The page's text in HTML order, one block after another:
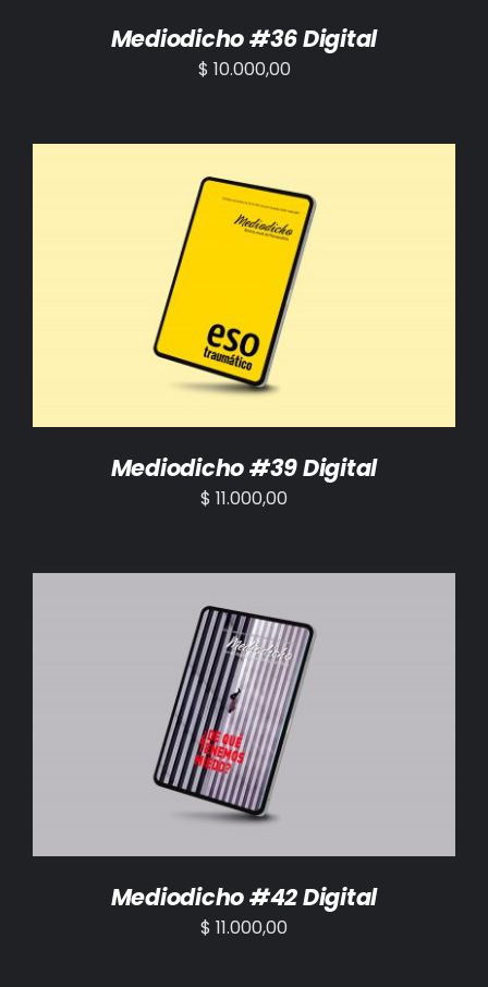
Mediodicho #36 Digital
$ 10.000,00
AÑADIR AL CARRITO /
Mediodicho #39 Digital
$ 11.000,00
AÑADIR AL CARRITO /
Mediodicho #42 Digital
$ 11.000,00